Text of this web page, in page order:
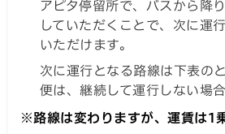
アピタ停留所で、バスから降
していただくことで、次に運
いただけます。
次に運行となる路線は下表の
便は、継続して運行しない場
※路線は変わりますが、運賃は1